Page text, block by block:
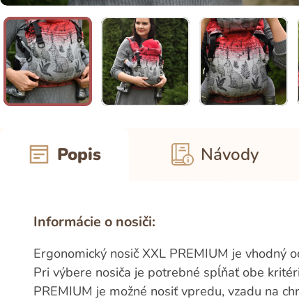
Popis Návody
Informácie o nosiči:
Ergonomický nosič XXL PREMIUM je
Pri výbere nosiča je potrebné spĺňať obe
PREMIUM je možné nosiť vpredu, vzadu na